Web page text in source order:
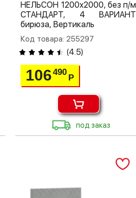
НЕЛЬСОН 1200х2000, без п/м
СТАНДАРТ, 4 ВАРИАНТ
бирюза, Вертикаль
Код товара: 255297
(4.5)
106490
Р
под заказ